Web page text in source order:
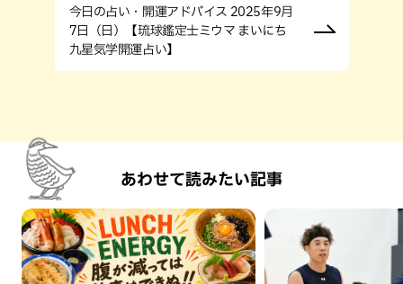
今日の占い・開運アドバイス 2025年9月
7日（日）【琉球鑑定士ミウマ まいにち
九星気学開運占い】
あわせて読みたい記事